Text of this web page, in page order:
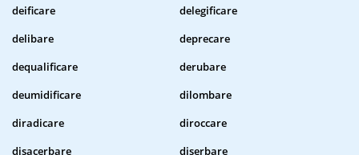
deificare
delegificare
delibare
deprecare
dequalificare
derubare
deumidificare
dilombare
diradicare
diroccare
disacerbare
diserbare